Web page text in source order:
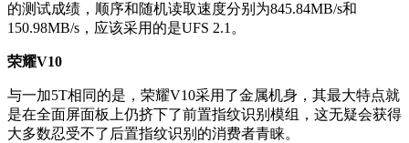
的测试成绩，顺序和随机读取速度分别为845.84MB/s和
150.98MB/s，应该采用的是UFS 2.1。
荣耀V10
与一加5T相同的是，荣耀V10采用了金属机身，其最大特点就
是在全面屏面板上仍挤下了前置指纹识别模组，这无疑会获得
大多数忍受不了后置指纹识别的消费者青睐。